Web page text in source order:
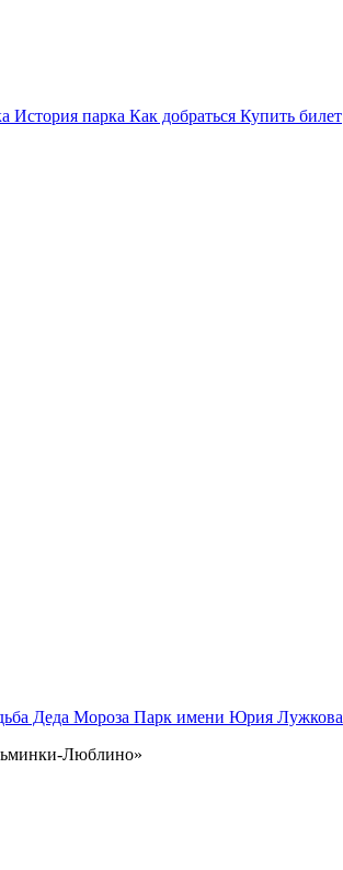
История парка Как добраться Купить билет
Деда Мороза Парк имени Юрия Лужкова
Люблино»